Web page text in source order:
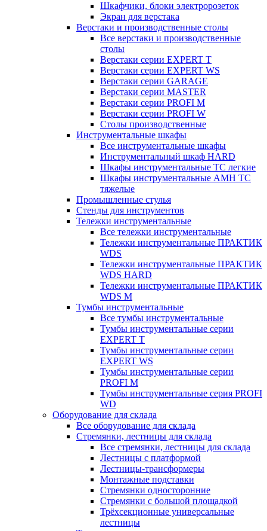
Шкафчики, блоки электророзеток
Экран для верстака
Верстаки и производственные столы
Все верстаки и производственные
столы
Верстаки серии EXPERT T
Верстаки серии EXPERT WS
Верстаки серии GARAGE
Верстаки серии MASTER
Верстаки серии PROFI M
Верстаки серии PROFI W
Столы производственные
Инструментальные шкафы
Все инструментальные шкафы
Инструментальный шкаф HARD
Шкафы инструментальные ТС легкие
Шкафы инструментальные AMH TC
тяжелые
Промышленные стулья
Стенды для инструментов
Тележки инструментальные
Все тележки инструментальные
Тележки инструментальные ПРАКТИК
WDS
Тележки инструментальные ПРАКТИК
WDS HARD
Тележки инструментальные ПРАКТИК
WDS M
Тумбы инструментальные
Все тумбы инструментальные
Тумбы инструментальные серии
EXPERT T
Тумбы инструментальные серии
EXPERT WS
Тумбы инструментальные серии
PROFI M
Тумбы инструментальные серия PROFI
WD
Оборудование для склада
Все оборудование для склада
Стремянки, лестницы для склада
Все стремянки, лестницы для склада
Лестницы с платформой
Лестницы-трансформеры
Монтажные подставки
Стремянки односторонние
Стремянки с большой площадкой
Трёхсекционные универсальные
лестницы